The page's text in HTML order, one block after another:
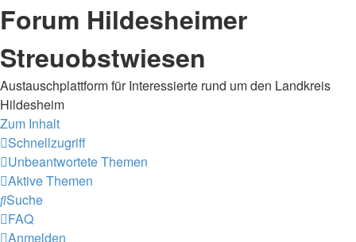
Forum Hildesheimer
Streuobstwiesen
Austauschplattform für Interessierte rund um den Landkreis
Hildesheim
Zum Inhalt
Schnellzugriff
Unbeantwortete Themen
Aktive Themen
Suche
FAQ
Anmelden